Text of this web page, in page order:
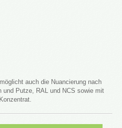
auch die Nuancierung nach
und Putze, RAL und NCS sowie mit